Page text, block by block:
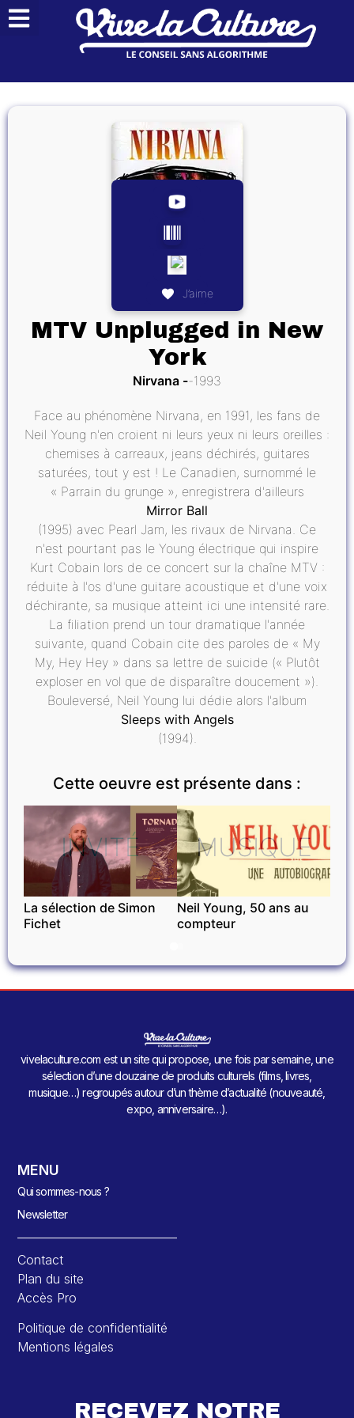
J’aime
MTV Unplugged in New
York
Nirvana 1993
Face au phénomène Nirvana, en 1991, les fans de
Neil Young n'en croient ni leurs yeux ni leurs oreilles :
chemises à carreaux, jeans déchirés, guitares
saturées, tout y est ! Le Canadien, surnommé le
« Parrain du grunge », enregistrera d'ailleurs
Mirror Ball
(1995) avec Pearl Jam, les rivaux de Nirvana. Ce
n'est pourtant pas le Young électrique qui inspire
Kurt Cobain lors de ce concert sur la chaîne MTV :
réduite à l'os d'une guitare acoustique et d'une voix
déchirante, sa musique atteint ici une intensité rare.
La filiation prend un tour dramatique l'année
suivante, quand Cobain cite des paroles de « My
My, Hey Hey » dans sa lettre de suicide (« Plutôt
exploser en vol que de disparaître doucement »).
Bouleversé, Neil Young lui dédie alors l'album
Sleeps with Angels
(1994).
Cette oeuvre est présente dans :
INVITÉ
La sélection de Simon
Fichet
MUSIQUE
Neil Young, 50 ans au
compteur
vivelaculture.com est un site qui propose, une fois par semaine, une
sélection d’une douzaine de produits culturels (films, livres,
musique…) regroupés autour d’un thème d’actualité (nouveauté,
expo, anniversaire…).
MENU
Qui sommes-nous ?
Newsletter
Contact
Plan du site
Accès Pro
Politique de confidentialité
Mentions légales
RECEVEZ NOTRE